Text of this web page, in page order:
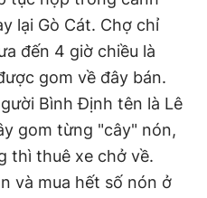
lại Gò Cát. Chợ chỉ
đến 4 giờ chiều là
gom về đây bán.
Bình Định tên là Lê
gom từng "cây" nón,
thì thuê xe chở về.
và mua hết số nón ở